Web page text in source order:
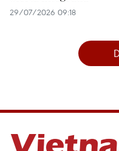
29/07/2026 09:18